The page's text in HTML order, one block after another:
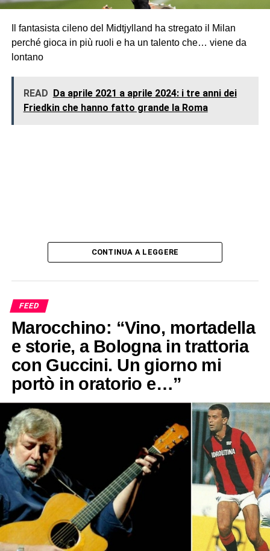
Il fantasista cileno del Midtjylland ha stregato il Milan
perché gioca in più ruoli e ha un talento che… viene da
lontano
READ Da aprile 2021 a aprile 2024: i tre anni dei
Friedkin che hanno fatto grande la Roma
CONTINUA A LEGGERE
FEED
Marocchino: “Vino, mortadella
e storie, a Bologna in trattoria
con Guccini. Un giorno mi
portò in oratorio e…”